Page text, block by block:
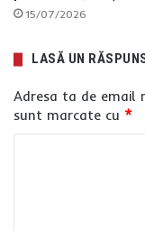
15/07/2026
LASĂ UN
Adresa ta de email
sunt marcate cu *